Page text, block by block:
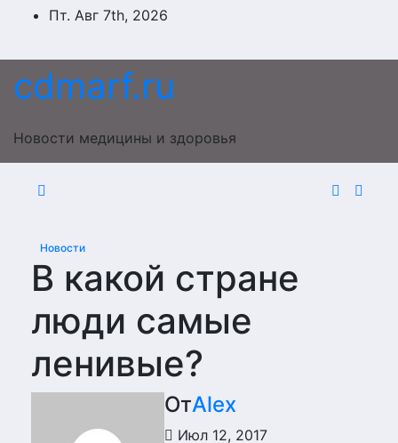
ПерейтиПт. Авг 7th, 2026
cdmarf.ru
Новости медицины и здоровья
Новости
В какой стране
люди самые
ленивые?
ОтAlex
Июл 12, 2017